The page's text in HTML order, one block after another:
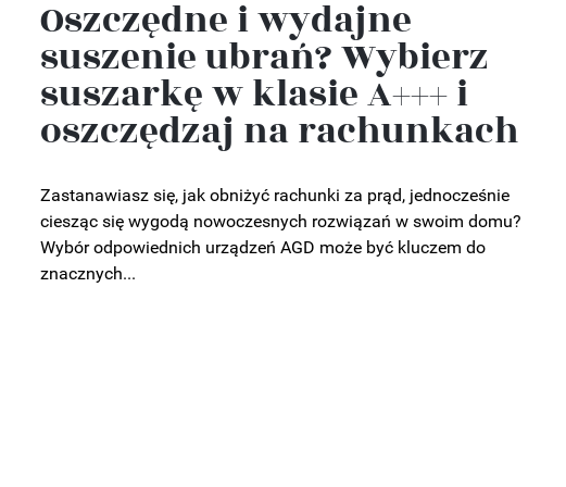
Oszczędne i wydajne
suszenie ubrań? Wybierz
suszarkę w klasie A+++ i
oszczędzaj na rachunkach
Zastanawiasz się, jak obniżyć rachunki za prąd, jednocześnie
ciesząc się wygodą nowoczesnych rozwiązań w swoim domu?
Wybór odpowiednich urządzeń AGD może być kluczem do
znacznych...